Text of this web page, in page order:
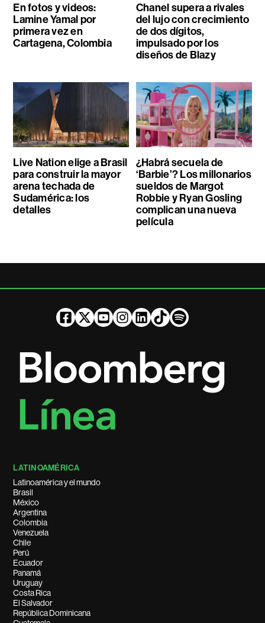
En fotos y videos:
Lamine Yamal por
primera vez en
Cartagena, Colombia
Chanel supera a rivales
del lujo con crecimiento
de dos dígitos,
impulsado por los
diseños de Blazy
Live Nation elige a Brasil
para construir la mayor
arena techada de
Sudamérica: los
detalles
¿Habrá secuela de
‘Barbie’? Los millonarios
sueldos de Margot
Robbie y Ryan Gosling
complican una nueva
película
LATINOAMÉRICA
Latinoamérica y el mundo
Brasil
México
Argentina
Colombia
Venezuela
Chile
Perú
Ecuador
Panamá
Uruguay
Costa Rica
El Salvador
República Dominicana